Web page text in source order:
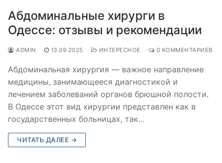
Абдоминальные хирурги в
Одессе: отзывы и рекомендации
ADMIN 13.09.2025 ИНТЕРЕСНОЕ 0 КОММЕНТАРИЕВ
Абдоминальная хирургия — важное направление
медицины, занимающееся диагностикой и
лечением заболеваний органов брюшной полости.
В Одессе этот вид хирургии представлен как в
государственных больницах, так…
ЧИТАТЬ ДАЛЕЕ →